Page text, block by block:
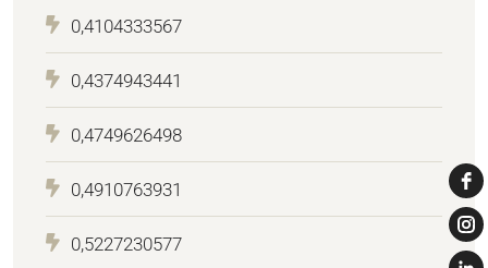
0,4104333567
0,4374943441
0,4749626498
0,4910763931
0,5227230577